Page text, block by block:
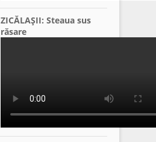
ZICĂLAŞII: Steaua sus
răsare